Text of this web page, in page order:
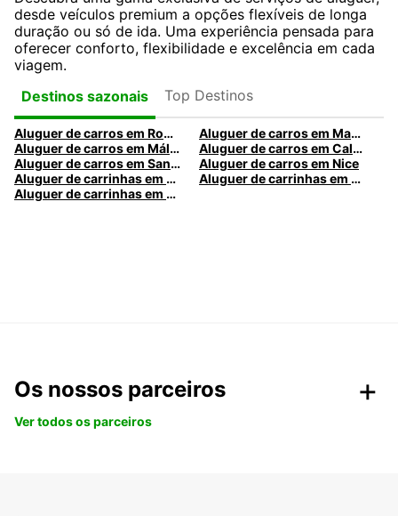
desde veículos premium a opções flexíveis de longa
duração ou só de ida. Uma experiência pensada para
oferecer conforto, flexibilidade e excelência em cada
viagem.
Destinos sazonais
Top Destinos
Aluguer de carros em Roma
Aluguer de carros em Madrid
Aluguer de carros em Málaga
Aluguer de carros em Caldas da Rainha
Aluguer de carros em Santa Maria da Feira
Aluguer de carros em Nice
Aluguer de carrinhas em Nice
Aluguer de carrinhas em Santa Maria da Feira
Aluguer de carrinhas em Caldas da Rainha
Os nossos parceiros
Ver todos os parceiros